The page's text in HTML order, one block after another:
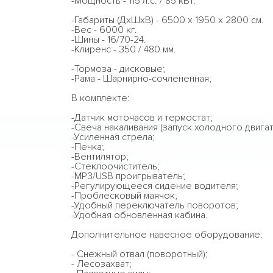
-Габариты (ДхШхВ) - 6500 х 1950 х 2800 cм.
-Вес - 6000 кг.
-Шины - 16/70-24.
-Клиренс - 350 / 480 мм.
-Тормоза - дисковые;
-Рама - Шарнирно-сочлененная;
В комплекте:
-Датчик моточасов и термостат;
-Свеча накаливания (запуск холодного
-Усиленная стрела;
-Печка;
-Вентилятор;
-Стеклоочиститель;
-MP3/USB проигрыватель;
-Регулирующееся сидение водителя;
-Проблесковый маячок;
-Удобный переключатель поворотов;
-Удобная обновленная кабина.
Дополнительное навесное оборудование:
- Снежный отвал (поворотный);
- Лесозахват;